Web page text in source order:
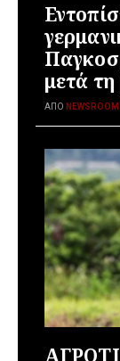
μετά τη
ΑΠΌ NEWSROOM